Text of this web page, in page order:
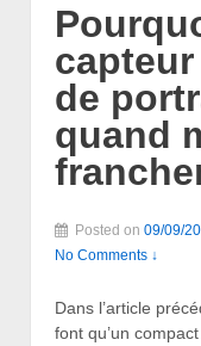
de
quand
Posted on 09/09/
No Comments ↓
Dans l’article
font qu’un